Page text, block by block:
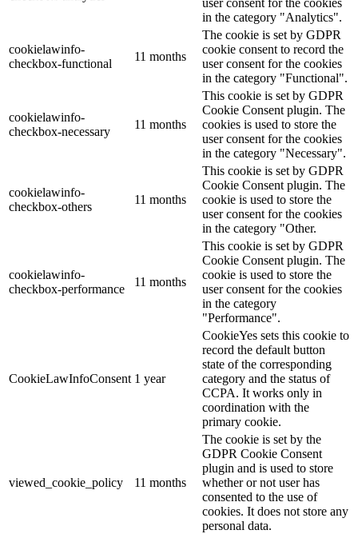
user consent for the cookies
in the category "Analytics".
cookielawinfo-
checkbox-functional
11 months
The cookie is set by GDPR
cookie consent to record the
user consent for the cookies
in the category "Functional".
cookielawinfo-
checkbox-necessary
11 months
This cookie is set by GDPR
Cookie Consent plugin. The
cookies is used to store the
user consent for the cookies
in the category "Necessary".
cookielawinfo-
checkbox-others
11 months
This cookie is set by GDPR
Cookie Consent plugin. The
cookie is used to store the
user consent for the cookies
in the category "Other.
cookielawinfo-
checkbox-performance
11 months
This cookie is set by GDPR
Cookie Consent plugin. The
cookie is used to store the
user consent for the cookies
in the category
"Performance".
CookieLawInfoConsent 1 year
CookieYes sets this cookie to
record the default button
state of the corresponding
category and the status of
CCPA. It works only in
coordination with the
primary cookie.
viewed_cookie_policy 11 months
The cookie is set by the
GDPR Cookie Consent
plugin and is used to store
whether or not user has
consented to the use of
cookies. It does not store any
personal data.